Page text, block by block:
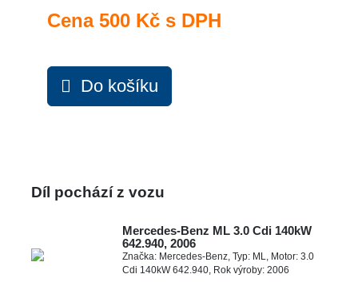
Cena 500 Kč s DPH
Do košíku
Díl pochází z vozu
Mercedes-Benz ML 3.0 Cdi 140kW
642.940, 2006
Značka: Mercedes-Benz, Typ: ML, Motor: 3.0
Cdi 140kW 642.940, Rok výroby: 2006